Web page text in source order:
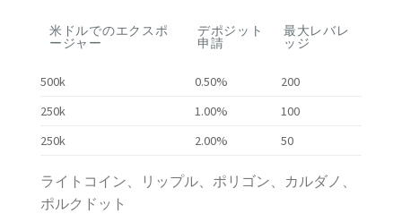
米ドルでのエクスポ
ージャー
デポジット
申請
最大レバレ
ッジ
500k 0.50%
200
250k
1.00%
100
250k
2.00% 50
ライトコイン、リップル、ポリゴン、カルダノ、
ポルクドット